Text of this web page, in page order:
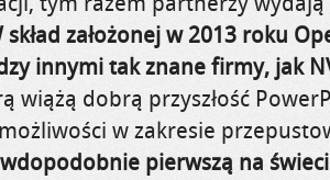
skład założonej w 2013 roku
innymi tak znane firmy, jak
wiążą dobrą przyszłość
w zakresie
pierwszą na